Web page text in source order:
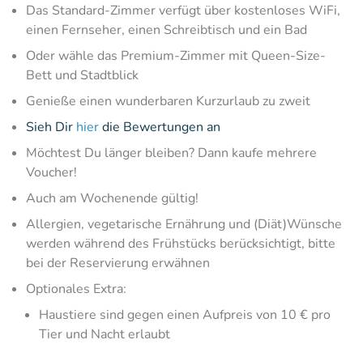
Das Standard-Zimmer verfügt über kostenloses WiFi,
einen Fernseher, einen Schreibtisch und ein Bad
Oder wähle das Premium-Zimmer mit Queen-Size-
Bett und Stadtblick
Genieße einen wunderbaren Kurzurlaub zu zweit
Sieh Dir hierdie Bewertungen an
Möchtest Du länger bleiben? Dann kaufe mehrere
Voucher!
Auch am Wochenende gültig!
Allergien, vegetarische Ernährung und (Diät)Wünsche
werden während des Frühstücks berücksichtigt, bitte
bei der Reservierung erwähnen
Optionales Extra:
Haustiere sind gegen einen Aufpreis von 10 € pro
Tier und Nacht erlaubt